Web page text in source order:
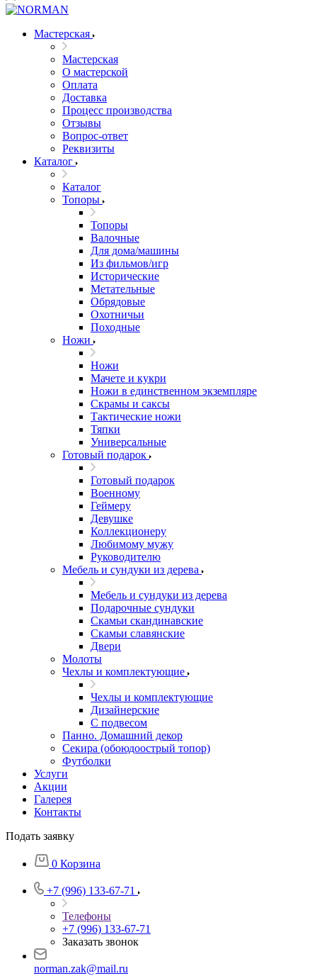
Мастерская
Мастерская
О мастерской
Оплата
Доставка
Процесс производства
Отзывы
Вопрос-ответ
Реквизиты
Каталог
Каталог
Топоры
Топоры
Валочные
Для дома/машины
Из фильмов/игр
Исторические
Метательные
Обрядовые
Охотничьи
Походные
Ножи
Ножи
Мачете и кукри
Ножи в единственном экземпляре
Скрамы и саксы
Тактические ножи
Тяпки
Универсальные
Готовый подарок
Готовый подарок
Военному
Геймеру
Девушке
Коллекционеру
Любимому мужу
Руководителю
Мебель и сундуки из дерева
Мебель и сундуки из дерева
Подарочные сундуки
Скамьи скандинавские
Скамьи славянские
Двери
Молоты
Чехлы и комплектующие
Чехлы и комплектующие
Дизайнерские
С подвесом
Панно. Домашний декор
Секира (обоюдоострый топор)
Футболки
Услуги
Акции
Галерея
Контакты
Подать заявку
0 Корзина
+7 (996) 133-67-71
Телефоны
+7 (996) 133-67-71
Заказать звонок
norman.zak@mail.ru